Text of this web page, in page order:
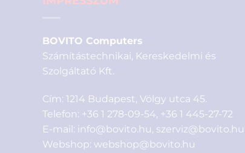
BOVITO Computers
Számítástechnikai, Kereskedelmi és
Szolgáltató Kft.
Cím: 1214 Budapest, Völgy utca 45.
Telefon: +36 1 278-09-54 +36 1 445-27-72
E-mail: info@bovito.hu szerviz@bovito.hu
Webshop: webshop@bovito.hu